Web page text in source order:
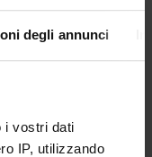
degli annunci
i vostri dati
IP, utilizzando